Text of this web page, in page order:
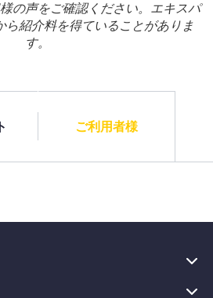
の声をご確認ください。エキスパ
ら紹介料を得ていることがありま
す。
ご利用者様